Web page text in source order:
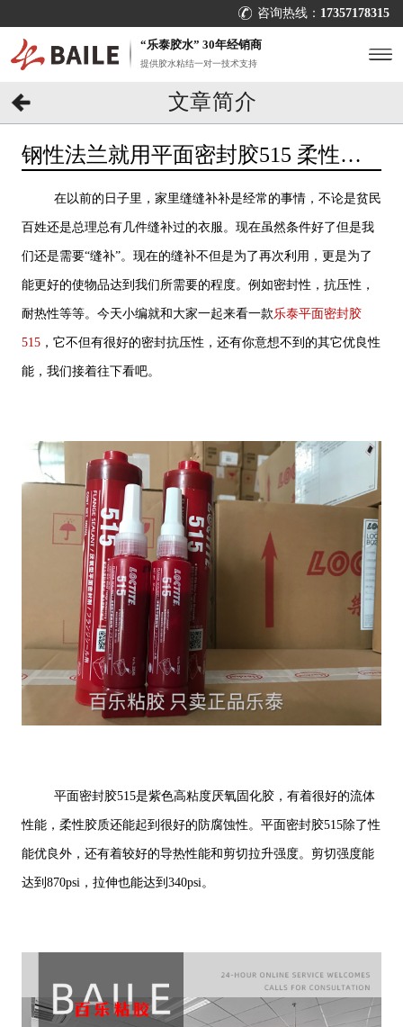
咨询热线： 17357178315
“乐泰胶水” 30年经销商
提供胶水粘结一对一技术支持
文章简介
钢性法兰就用平面密封胶515 柔性胶
在以前的日子里，家里缝缝补补是经常的事情，不论是贫民
百姓还是总理总有几件缝补过的衣服。现在虽然条件好了但是我
们还是需要“缝补”。现在的缝补不但是为了再次利用，更是为了
能更好的使物品达到我们所需要的程度。例如密封性，抗压性，
耐热性等等。今天小编就和大家一起来看一款乐泰平面密封胶
515，它不但有很好的密封抗压性，还有你意想不到的其它优良性
能，我们接着往下看吧。
平面密封胶515是紫色高粘度厌氧固化胶，有着很好的流体
性能，柔性胶质还能起到很好的防腐蚀性。平面密封胶515除了性
能优良外，还有着较好的导热性能和剪切拉升强度。剪切强度能
达到870psi，拉伸也能达到340psi。